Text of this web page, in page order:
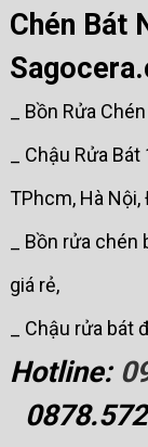
Chén
_ Bồn Rửa
_ Chậu Rửa
TPhcm, Hà Nội,
_ Bồn rửa
giá rẻ,
_ Chậu rửa
Hotline: